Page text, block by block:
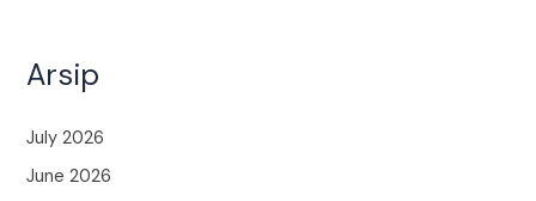
Arsip
July 2026
June 2026